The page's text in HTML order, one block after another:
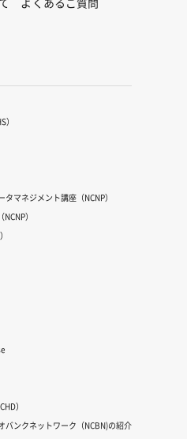
マネジメント講座（NCNP）
）
）
バンクネットワーク（NCBN)の紹介